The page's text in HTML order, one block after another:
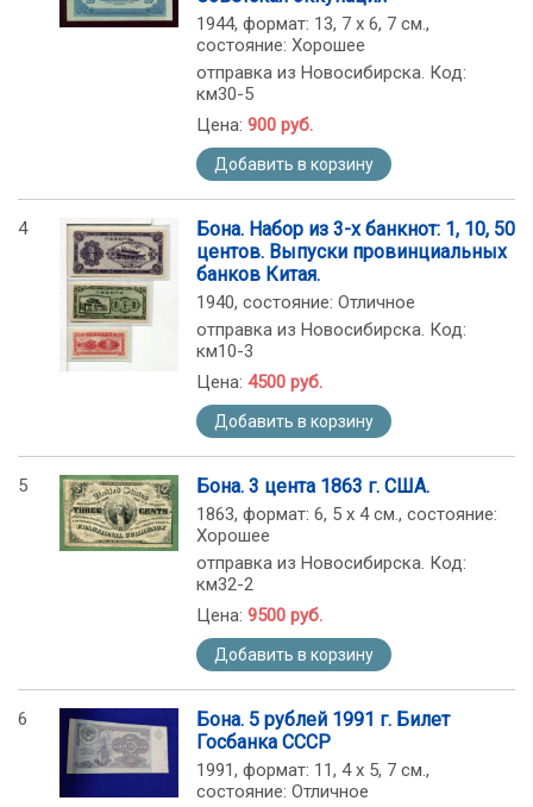
1944, формат: 13, 7 х 6, 7 см.,
состояние: Хорошее
отправка из Новосибирска. Код:
км30-5
Цена: 900 руб.
Добавить в корзину
4
Бона. Набор из 3-х банкнот: 1, 10, 50
центов. Выпуски провинциальных
банков Китая.
1940, состояние: Отличное
отправка из Новосибирска. Код:
км10-3
Цена: 4500 руб.
Добавить в корзину
5 Бона. 3 цента 1863 г. США.
1863, формат: 6, 5 х 4 см., состояние:
Хорошее
отправка из Новосибирска. Код:
км32-2
Цена: 9500 руб.
Добавить в корзину
6
Бона. 5 рублей 1991 г. Билет
Госбанка СССР
1991, формат: 11, 4 х 5, 7 см.,
состояние: Отличное